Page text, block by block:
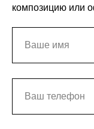
композицию или